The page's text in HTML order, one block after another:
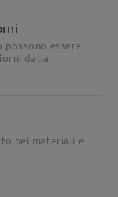
possono essere
dalla
nei materiali e